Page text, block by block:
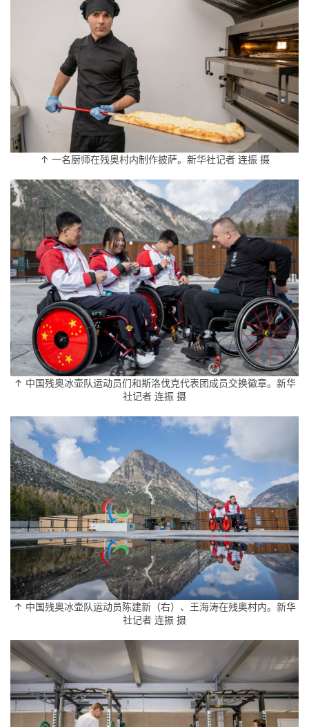
↑ 一名厨师在残奥村内制作披萨。新华社记者 连振 摄
↑ 中国残奥冰壶队运动员们和斯洛伐克代表团成员交换徽章。新华
社记者 连振 摄
↑ 中国残奥冰壶队运动员陈建新（右）、王海涛在残奥村内。新华
社记者 连振 摄